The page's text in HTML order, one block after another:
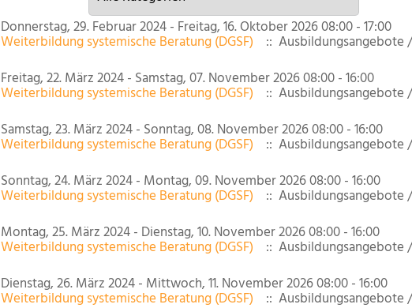
Donnerstag, 29. Februar 2024 - Freitag, 16. Oktober 2026 08:00 - 17:00
Weiterbildung systemische Beratung (DGSF) :: Ausbildungsangebote
Freitag, 22. März 2024 - Samstag, 07. November 2026 08:00 - 16:00
Weiterbildung systemische Beratung (DGSF) :: Ausbildungsangebote
Samstag, 23. März 2024 - Sonntag, 08. November 2026 08:00 - 16:00
Weiterbildung systemische Beratung (DGSF) :: Ausbildungsangebote
Sonntag, 24. März 2024 - Montag, 09. November 2026 08:00 - 16:00
Weiterbildung systemische Beratung (DGSF) :: Ausbildungsangebote
Montag, 25. März 2024 - Dienstag, 10. November 2026 08:00 - 16:00
Weiterbildung systemische Beratung (DGSF) :: Ausbildungsangebote
Dienstag, 26. März 2024 - Mittwoch, 11. November 2026 08:00 - 16:00
Weiterbildung systemische Beratung (DGSF) :: Ausbildungsangebote